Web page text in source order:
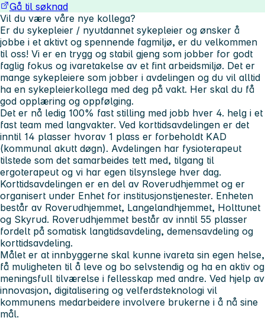
Gå til søknad
Vil du være våre nye kollega?
Er du sykepleier / nyutdannet sykepleier og ønsker å
jobbe i et aktivt og spennende fagmiljø, er du velkommen
til oss! Vi er en trygg og stabil gjeng som jobber for godt
faglig fokus og ivaretakelse av et fint arbeidsmiljø. Det er
mange sykepleiere som jobber i avdelingen og du vil alltid
ha en sykepleierkollega med deg på vakt. Her skal du få
god opplæring og oppfølging.
Det er nå ledig 100% fast stilling med jobb hver 4. helg i et
fast team med langvakter. Ved korttidsavdelingen er det
inntil 14 plasser hvorav 1 plass er forbeholdt KAD
(kommunal akutt døgn). Avdelingen har fysioterapeut
tilstede som det samarbeides tett med, tilgang til
ergoterapeut og vi har egen tilsynslege hver dag.
Korttidsavdelingen er en del av Roverudhjemmet og er
organisert under Enhet for institusjonstjenester. Enheten
består av Roverudhjemmet, Langelandhjemmet, Holttunet
og Skyrud. Roverudhjemmet består av inntil 55 plasser
fordelt på somatisk langtidsavdeling, demensavdeling og
korttidsavdeling.
Målet er at innbyggerne skal kunne ivareta sin egen helse,
få muligheten til å leve og bo selvstendig og ha en aktiv og
meningsfull tilværelse i fellesskap med andre. Ved hjelp av
innovasjon, digitalisering og velferdsteknologi vil
kommunens medarbeidere involvere brukerne i å nå sine
mål.